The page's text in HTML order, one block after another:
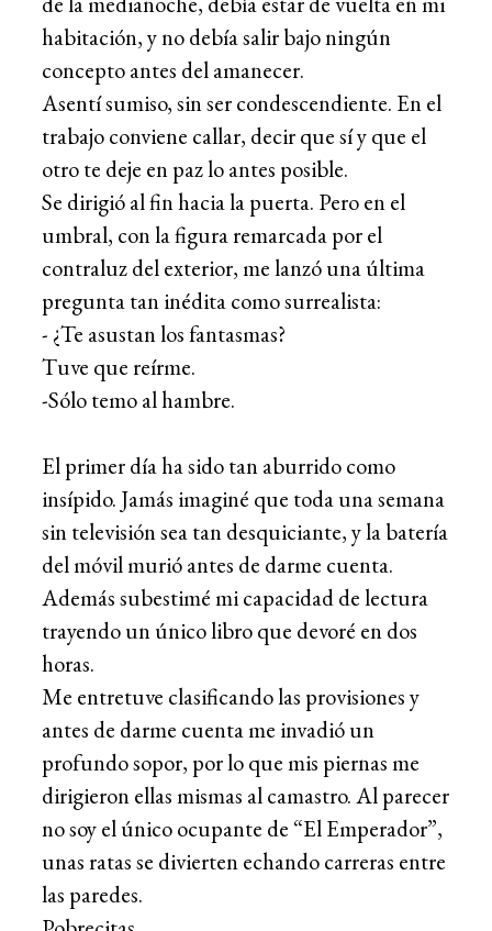
habitación, y no debía salir bajo ningún
concepto antes del amanecer.
Asentí sumiso, sin ser condescendiente. En el
trabajo conviene callar, decir que sí y que el
otro te deje en paz lo antes posible.
Se dirigió al fin hacia la puerta. Pero en el
umbral, con la figura remarcada por el
contraluz del exterior, me lanzó una última
pregunta tan inédita como surrealista:
- ¿Te asustan los fantasmas?
Tuve que reírme.
-Sólo temo al hambre.
El primer día ha sido tan aburrido como
insípido. Jamás imaginé que toda una semana
sin televisión sea tan desquiciante, y la batería
del móvil murió antes de darme cuenta.
Además subestimé mi capacidad de lectura
trayendo un único libro que devoré en dos
horas.
Me entretuve clasificando las provisiones y
antes de darme cuenta me invadió un
profundo sopor, por lo que mis piernas me
dirigieron ellas mismas al camastro. Al parecer
no soy el único ocupante de “El Emperador”,
unas ratas se divierten echando carreras entre
las paredes.